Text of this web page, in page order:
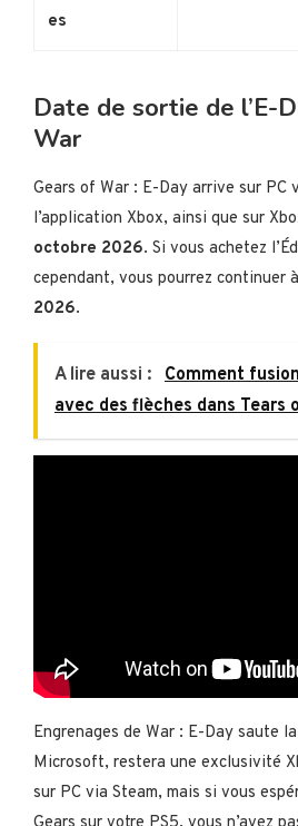
es
Date de sortie de l’E-
War
Gears of War : E-Day arrive sur PC
l’application Xbox, ainsi que sur
octobre 2026. Si vous achetez
cependant, vous pourrez continuer
2026.
A lire aussi : Comment
avec des flèches dans Tears
Engrenages de War : E-Day saute
Microsoft, restera une exclusivité
sur PC via Steam, mais si vous